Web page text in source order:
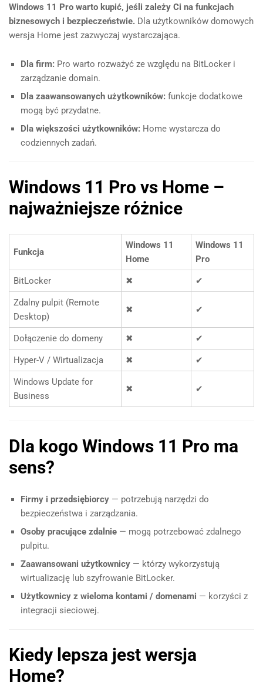
Windows 11 Pro warto kupić, jeśli zależy Ci na funkcjach
biznesowych i bezpieczeństwie. Dla użytkowników domowych
wersja Home jest zazwyczaj wystarczająca.
Dla firm: Pro warto rozważyć ze względu na BitLocker i
zarządzanie domain.
Dla zaawansowanych użytkowników: funkcje dodatkowe
mogą być przydatne.
Dla większości użytkowników: Home wystarcza do
codziennych zadań.
Windows 11 Pro vs Home –
najważniejsze różnice
Funkcja
Windows 11
Home
Windows 11
Pro
BitLocker ✖ ✔
Zdalny pulpit (Remote
Desktop)
✖ ✔
Dołączenie do domeny ✖ ✔
Hyper-V / Wirtualizacja ✖ ✔
Windows Update for
Business
✖ ✔
Dla kogo Windows 11 Pro ma
sens?
Firmy i przedsiębiorcy — potrzebują narzędzi do
bezpieczeństwa i zarządzania.
Osoby pracujące zdalnie — mogą potrzebować zdalnego
pulpitu.
Zaawansowani użytkownicy — którzy wykorzystują
wirtualizację lub szyfrowanie BitLocker.
Użytkownicy z wieloma kontami / domenami — korzyści z
integracji sieciowej.
Kiedy lepsza jest wersja
Home?